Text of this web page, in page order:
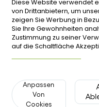
Lieferung
Sichere zahlungsabwicklung
Datenschutzerklärung
Diese Website verwendet
von Drittanbietern, um
zeigen Sie Werbung in
Sie Ihre Gewohnheiten
Zustimmung zu seiner
auf die Schaltfläche
Anpassen
Von
Cookies